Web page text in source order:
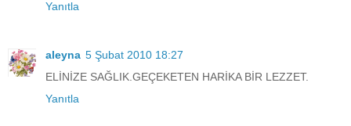
Yanıtla
aleyna 5 Şubat 2010 18:27
ELİNİZE SAĞLIK.GEÇEKETEN HARİKA BİR LEZZET.
Yanıtla